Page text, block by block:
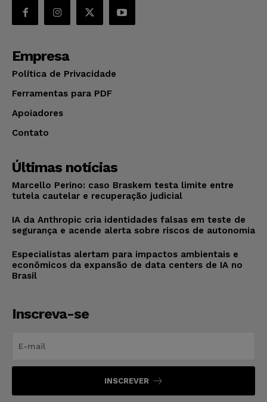
Empresa
Política de Privacidade
Ferramentas para PDF
Apoiadores
Contato
Últimas notícias
Marcello Perino: caso Braskem testa limite entre
tutela cautelar e recuperação judicial
IA da Anthropic cria identidades falsas em teste de
segurança e acende alerta sobre riscos de autonomia
Especialistas alertam para impactos ambientais e
econômicos da expansão de data centers de IA no
Brasil
Inscreva-se
INSCREVER